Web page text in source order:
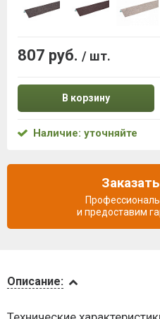
Описание:
807 руб. / шт.
В корзину
Наличие: уточняйте
и предоставим